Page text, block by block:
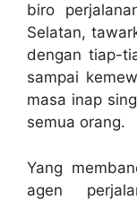
biro
Selatan,
dengan tiap-
sampai
masa inap
semua orang.
Yang
agen